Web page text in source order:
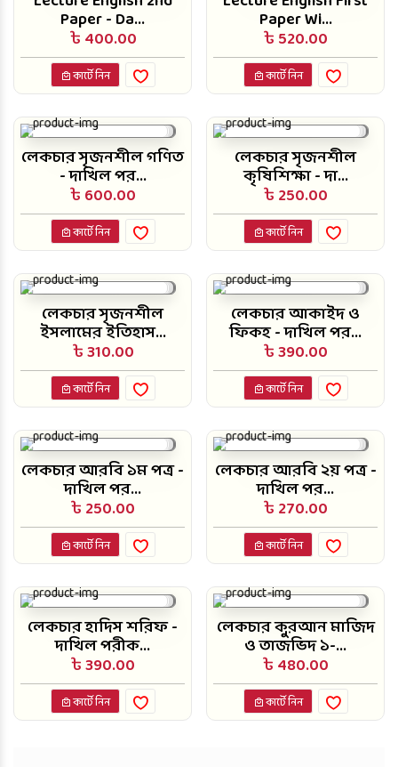
Paper - Da...
৳ 400.00
কার্টে নিন
Paper Wi...
৳ 520.00
কার্টে নিন
লেকচার সৃজনশীল গণিত
- দাখিল পর...
৳ 600.00
কার্টে নিন
লেকচার সৃজনশীল
কৃষিশিক্ষা - দা...
৳ 250.00
কার্টে নিন
লেকচার সৃজনশীল
ইসলামের ইতিহাস...
৳ 310.00
কার্টে নিন
লেকচার আকাইদ ও
ফিকহ - দাখিল পর...
৳ 390.00
কার্টে নিন
লেকচার আরবি ১ম পত্র -
দাখিল পর...
৳ 250.00
কার্টে নিন
লেকচার আরবি ২য় পত্র -
দাখিল পর...
৳ 270.00
কার্টে নিন
লেকচার হাদিস শরিফ -
দাখিল পরীক...
৳ 390.00
কার্টে নিন
লেকচার কুরআন মাজিদ
ও তাজভিদ ১-...
৳ 480.00
কার্টে নিন